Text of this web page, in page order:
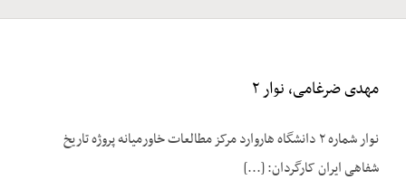
مهدی ضرغامی، نوار ۲
نوار شماره ۲ دانشگاه هاروارد مرکز مطالعات خاورمیانه پروژه تاریخ
شفاهی ایران کارگردان: [...]